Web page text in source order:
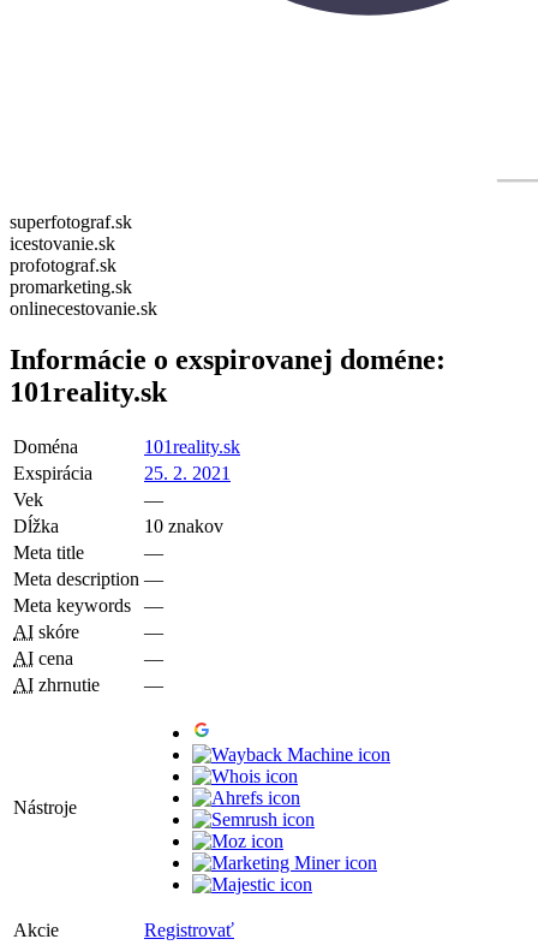
superfotograf.sk
icestovanie.sk
profotograf.sk
promarketing.sk
onlinecestovanie.sk
Informácie o exspirovanej doméne:
101reality.sk
Doména
101reality.sk
Exspirácia
25. 2. 2021
Vek
—
Dĺžka
10 znakov
Meta title
—
Meta description —
Meta keywords
—
AI skóre
—
AI cena
—
AI zhrnutie —
Nástroje
Akcie Registrovať